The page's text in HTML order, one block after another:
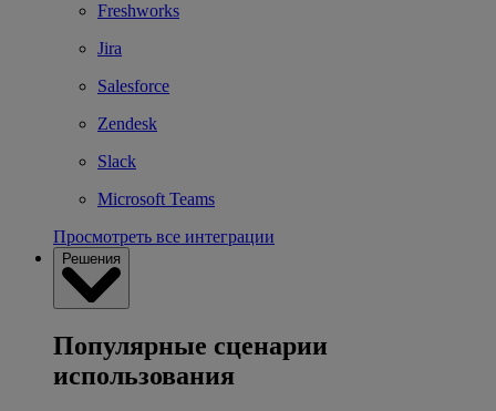
Freshworks
Jira
Salesforce
Zendesk
Slack
Microsoft Teams
Просмотреть все интеграции
Решения
Популярные сценарии
использования